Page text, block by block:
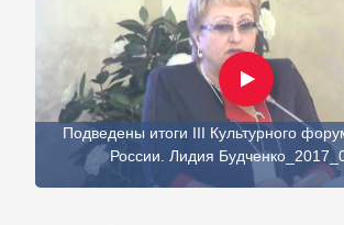
Подведены итоги III Культурного
России. Лидия